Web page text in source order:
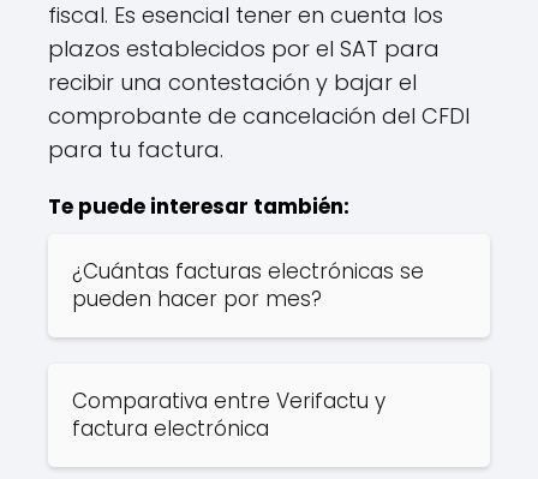
fiscal. Es esencial tener en cuenta los
plazos establecidos por el SAT para
recibir una contestación y bajar el
comprobante de cancelación del CFDI
para tu factura.
Te puede interesar también:
¿Cuántas facturas electrónicas se
pueden hacer por mes?
Comparativa entre Verifactu y
factura electrónica